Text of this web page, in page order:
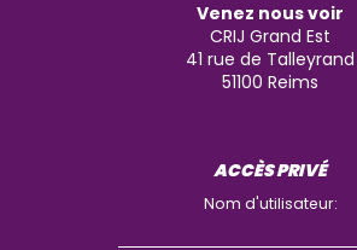
Venez nous voir
CRIJ Grand Est
41 rue de Talleyrand
51100 Reims
ACCÈS PRIVÉ
Nom d'utilisateur: